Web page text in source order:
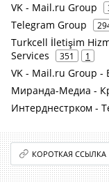
VK - Mail.ru Group
Telegram Group
Turkcell İletişim
Services
351 1
VK - Mail.ru Group -
Миранда-Медиа -
Интерднестрком -
КОРОТКАЯ ССЫЛКА